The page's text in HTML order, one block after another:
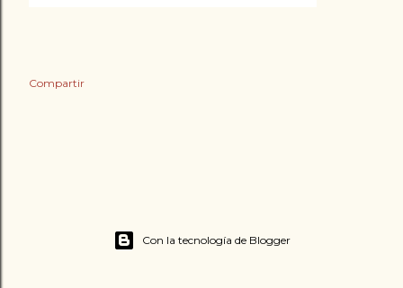
Compartir
Con la tecnología de Blogger